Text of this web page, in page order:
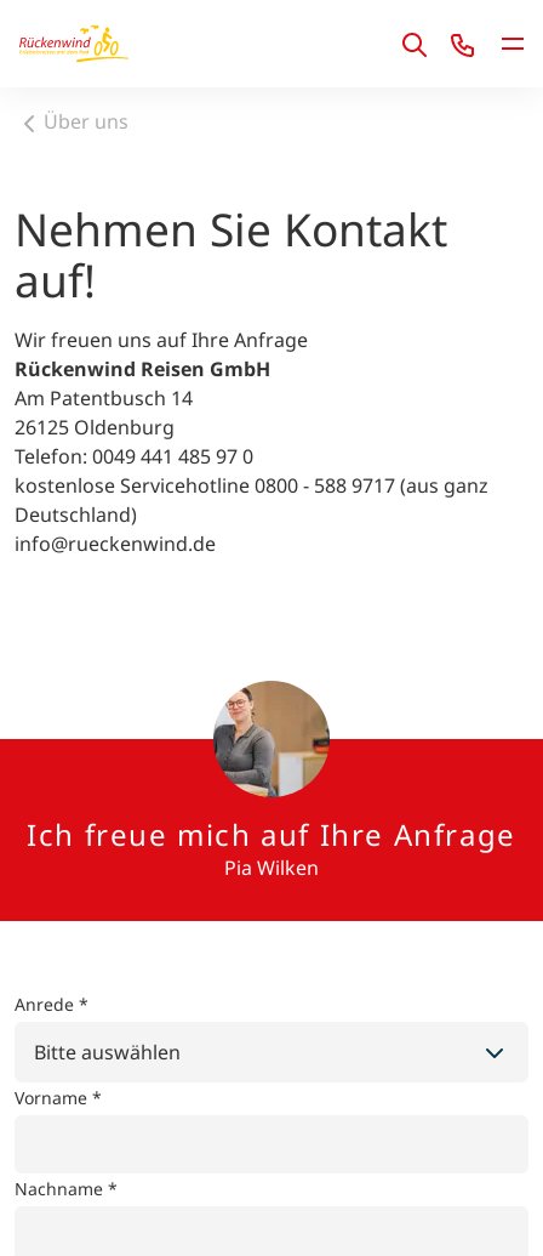
1
Über uns
Nehmen Sie Kontakt
auf!
Wir freuen uns auf Ihre Anfrage
Rückenwind Reisen GmbH
Am Patentbusch 14
26125 Oldenburg
Telefon: 0049 441 485 97 0
kostenlose Servicehotline 0800 - 588 9717 (aus ganz
Deutschland)
info@rueckenwind.de
Ich freue mich auf Ihre Anfrage
Pia Wilken
Anrede *
Bitte auswählen
Vorname *
Nachname *